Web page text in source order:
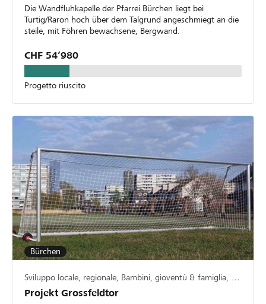
Die Wandfluhkapelle der Pfarrei Bürchen liegt bei
Turtig/Raron hoch über dem Talgrund angeschmiegt an die
steile, mit Föhren bewachsene, Bergwand.
CHF 54’980
Progetto riuscito
Bürchen
Sviluppo locale, regionale, Bambini, gioventù & famiglia, Sport
Projekt Grossfeldtor